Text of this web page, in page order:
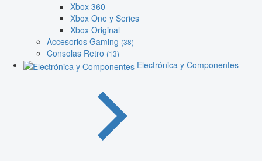
Xbox 360
Xbox One y Series
Xbox Original
Accesorios Gaming (38)
Consolas Retro (13)
Electrónica y Componentes